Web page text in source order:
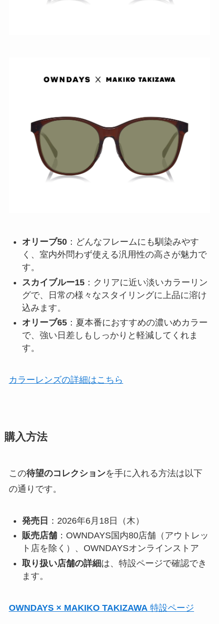
オリーブ50：どんなフレームにも馴染みやす
く、室内外問わず使える汎用性の高さが魅力で
す。
スカイブルー15：クリアに近い淡いカラーリン
グで、日常の様々なスタイリングに上品に溶け
込みます。
オリーブ65：夏本番におすすめの濃いめカラー
で、強い日差しもしっかりと軽減してくれま
す。
カラーレンズの詳細はこちら
購入方法
この待望のコレクションを手に入れる方法は以下
の通りです。
発売日 ：2026年6月18日（木）
販売店舗：OWNDAYS国内80店舗（アウトレッ
ト店を除く）、OWNDAYSオンラインストア
取り扱い店舗の詳細は、特設ページで確認でき
ます。
OWNDAYS × MAKIKO TAKIZAWA 特設ページ